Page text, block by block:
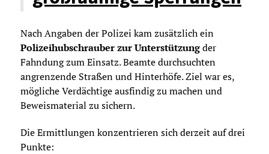
Nach Angaben der Polizei kam zusätzlich ein
Polizeihubschrauber zur Unterstützungder
Fahndung zum Einsatz. Beamte durchsuchten
angrenzende Straßen und Hinterhöfe. Ziel war es,
mögliche Verdächtige ausfindig zu machen und
Beweismaterial zu sichern.
Die Ermittlungen konzentrieren sich derzeit auf drei
Punkte: